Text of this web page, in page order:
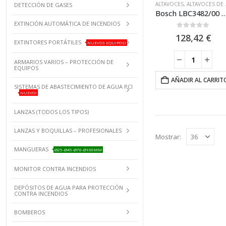
ALTAVOCES, ALTAVOCES DE PARED
Bosch LBC3482/00 Altavoz de bocina de 25W
128,42 €
AÑADIR AL
Mostrar:
DETECCIÓN DE GASES
EXTINCIÓN AUTOMÁTICA DE INCENDIOS
EXTINTORES PORTÁTILES NUEVOS EQUIPOS!
ARMARIOS VARIOS – PROTECCIÓN DE
EQUIPOS
SISTEMAS DE ABASTECIMIENTO DE AGUA PCI
NUEVO!
LANZAS (TODOS LOS TIPOS)
LANZAS Y BOQUILLAS – PROFESIONALES
MANGUERAS Ø25-Ø45-Ø70-Ø100MM
MONITOR CONTRA INCENDIOS
DEPÓSITOS DE AGUA PARA PROTECCIÓN
CONTRA INCENDIOS
BOMBEROS